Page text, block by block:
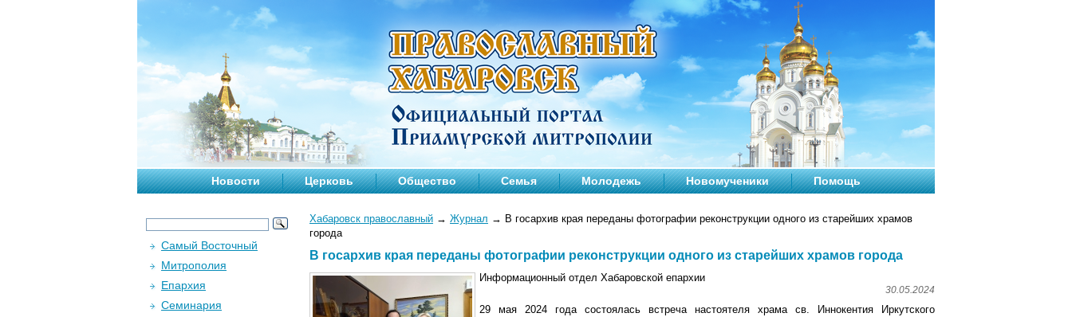
Новости Церковь Общество Семья Молодежь Новомученики Помощь
Хабаровск православный → Журнал → В госархив края переданы фотографии реконструкции одного из старейших храмов
города
В госархив края переданы фотографии реконструкции одного из старейших храмов города
Информационный отдел Хабаровской епархии
30.05.2024
29 мая 2024 года состоялась встреча настоятеля храма св. Иннокентия Иркутского
Самый Восточный
Митрополия
Епархия
Семинария